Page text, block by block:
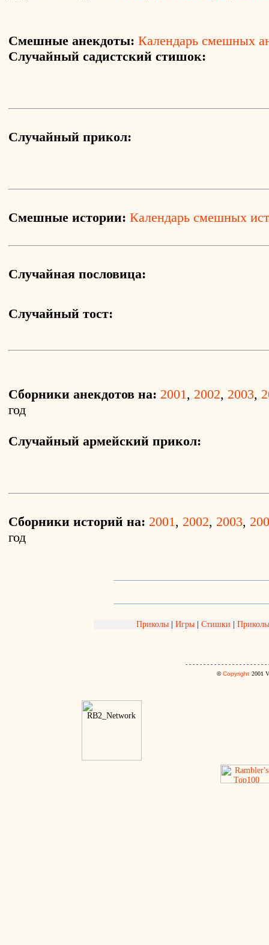
Смешные анекдоты: Календарь смешных
Случайный садистский стишок:
Случайный прикол:
Смешные истории: Календарь смешных
Случайная пословица:
Случайный тост:
Сборники анекдотов на: 2001, 2002, 2003,
год
Случайный армейский прикол:
Сборники историй на: 2001, 2002, 2003,
год
Приколы Игры Стишки
- - - - - - - - - - - - - - - - - - - - - -
©Copyright 2001